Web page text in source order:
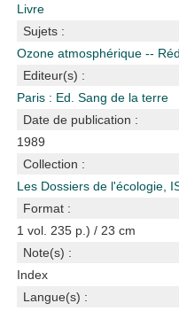
Livre
Sujets :
Ozone atmosphérique --
Editeur(s) :
Paris : Ed. Sang de la terre
Date de publication :
1989
Collection :
Les Dossiers de l'écologie,
Format :
1 vol. 235 p.) / 23 cm
Note(s) :
Index
Langue(s) :